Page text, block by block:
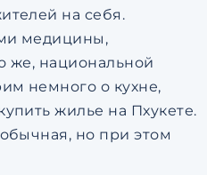
на себя.
медицины,
же, национальной
немного о кухне,
жилье на Пхукете.
но при этом